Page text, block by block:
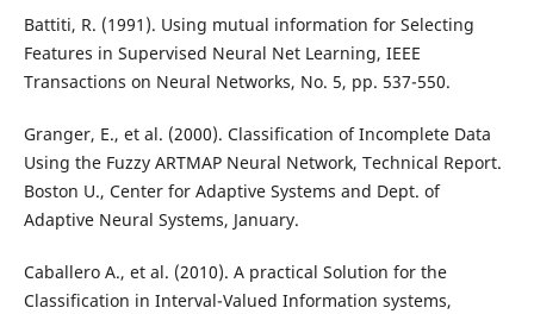
Battiti, R. (1991). Using mutual information for Selecting
Features in Supervised Neural Net Learning, IEEE
Transactions on Neural Networks, No. 5, pp. 537-550.
Granger, E., et al. (2000). Classification of Incomplete Data
Using the Fuzzy ARTMAP Neural Network, Technical Report.
Boston U., Center for Adaptive Systems and Dept. of
Adaptive Neural Systems, January.
Caballero A., et al. (2010). A practical Solution for the
Classification in Interval-Valued Information systems,